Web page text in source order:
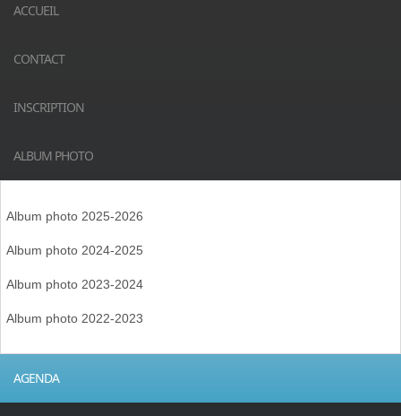
ACCUEIL
CONTACT
INSCRIPTION
ALBUM PHOTO
Album photo 2025-2026
Album photo 2024-2025
Album photo 2023-2024
Album photo 2022-2023
AGENDA